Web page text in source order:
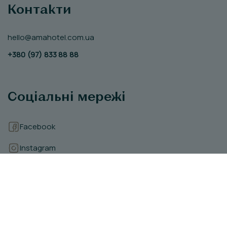
Контакти
hello@amahotel.com.ua
+380 (97) 833 88 88
Соціальні мережі
Facebook
Instagram